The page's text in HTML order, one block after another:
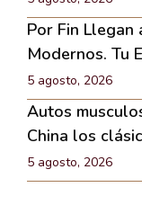
Por Fin Llegan
Modernos. Tu
5 agosto, 2026
Autos
China los
5 agosto, 2026